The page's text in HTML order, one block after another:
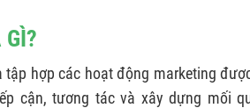
GÌ?
hợp các hoạt động marketing
cận, tương tác và xây dựng mối